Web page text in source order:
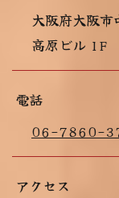
大阪府大阪市
高原ビル 1F
電話
06-7860-
アクセス